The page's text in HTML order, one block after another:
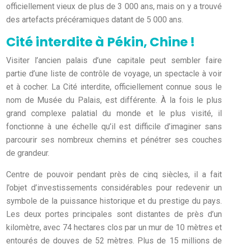
officiellement vieux de plus de 3 000 ans, mais on y a trouvé
des artefacts précéramiques datant de 5 000 ans.
Cité interdite à Pékin, Chine !
Visiter l’ancien palais d’une capitale peut sembler faire
partie d’une liste de contrôle de voyage, un spectacle à voir
et à cocher. La Cité interdite, officiellement connue sous le
nom de Musée du Palais, est différente. À la fois le plus
grand complexe palatial du monde et le plus visité, il
fonctionne à une échelle qu’il est difficile d’imaginer sans
parcourir ses nombreux chemins et pénétrer ses couches
de grandeur.
Centre de pouvoir pendant près de cinq siècles, il a fait
l’objet d’investissements considérables pour redevenir un
symbole de la puissance historique et du prestige du pays.
Les deux portes principales sont distantes de près d’un
kilomètre, avec 74 hectares clos par un mur de 10 mètres et
entourés de douves de 52 mètres. Plus de 15 millions de